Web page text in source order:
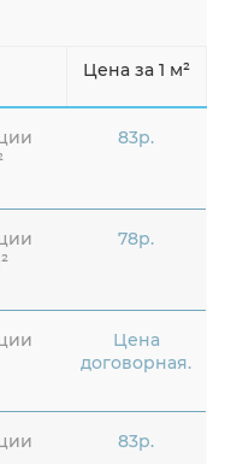
Цена за 1 м²
83р.
78р.
Цена
договорная.
83р.